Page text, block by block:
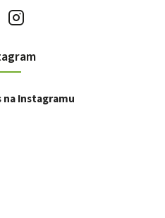
Instagramu